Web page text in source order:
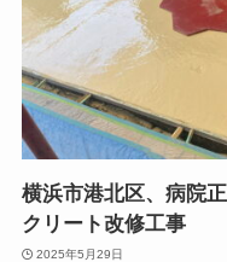
横浜市港北区、病院
クリート改修工事
2025年5月29日